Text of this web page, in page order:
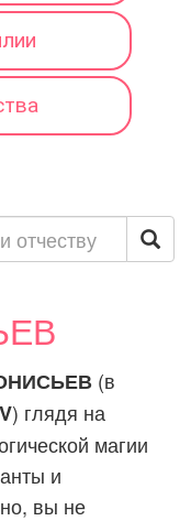
(в
) глядя на
магии
и
вы не